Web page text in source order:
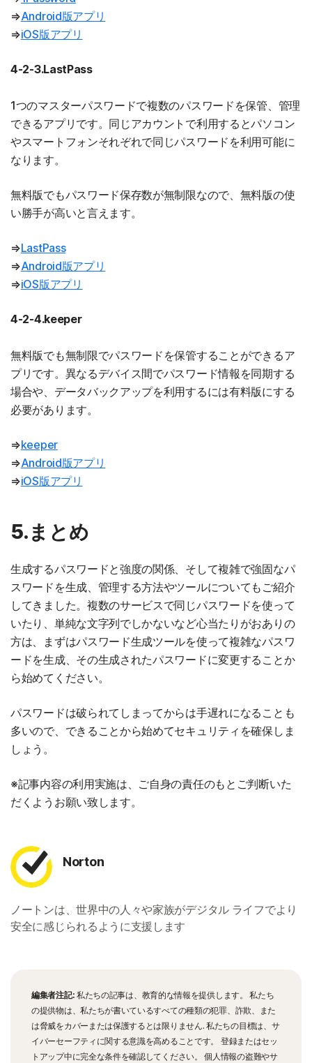
⇒Android版アプリ
⇒iOS版アプリ
4-2-3.LastPass
1つのマスターパスワードで複数のパスワードを保管、管理
できるアプリです。同じアカウントで利用するとパソコン
やスマートフォンそれぞれで同じパスワードを利用可能に
なります。
無料版でもパスワード保存数が無制限なので、無料版の使
い勝手が高いと言えます。
⇒LastPass
⇒Android版アプリ
⇒iOS版アプリ
4-2-4.keeper
無料版でも無制限でパスワードを保管することができるア
プリです。異なるデバイス間でパスワード情報を同期する
場合や、データバックアップを利用するには有料版にする
必要があります。
⇒keeper
⇒Android版アプリ
⇒iOS版アプリ
5.まとめ
生成するパスワードと強度の関係、そして複雑で強固なパ
スワードを生成、管理する方法やツールについてもご紹介
してきました。複数のサービスで同じパスワードを使って
いたり、単純な文字列でしかないなど心当たりがおありの
方は、まずはパスワード生成ツールを使って複雑なパスワ
ードを生成、その生成されたパスワードに変更することか
ら始めてください。
パスワードは破られてしまってからは手遅れになることも
多いので、できることから始めてセキュリティを確保しま
しょう。
※記事内容の利用実施は、ご自身の責任のもとご判断いた
だくようお願い致します。
Norton
ノートンは、世界中の人々や家族がデジタル ライフでより
安全に感じられるように支援します
編集者注記: 私たちの記事は、教育的な情報を提供します。 私たち
の提供物は、私たちが書いているすべての種類の犯罪、詐欺、また
は脅威をカバーまたは保護するとは限りません. 私たちの目標は、サ
イバーセーフティに関する意識を高めることです。 登録またはセッ
トアップ中に完全な条件を確認してください。 個人情報の盗難やサ